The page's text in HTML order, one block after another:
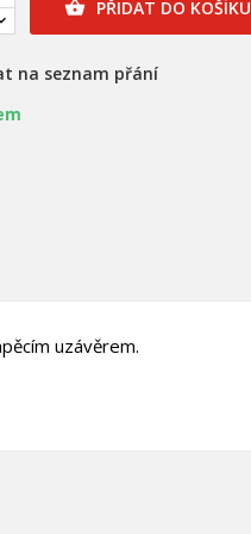
 PŘIDAT DO KOŠÍKU
na seznam přání
uzávěrem.
×